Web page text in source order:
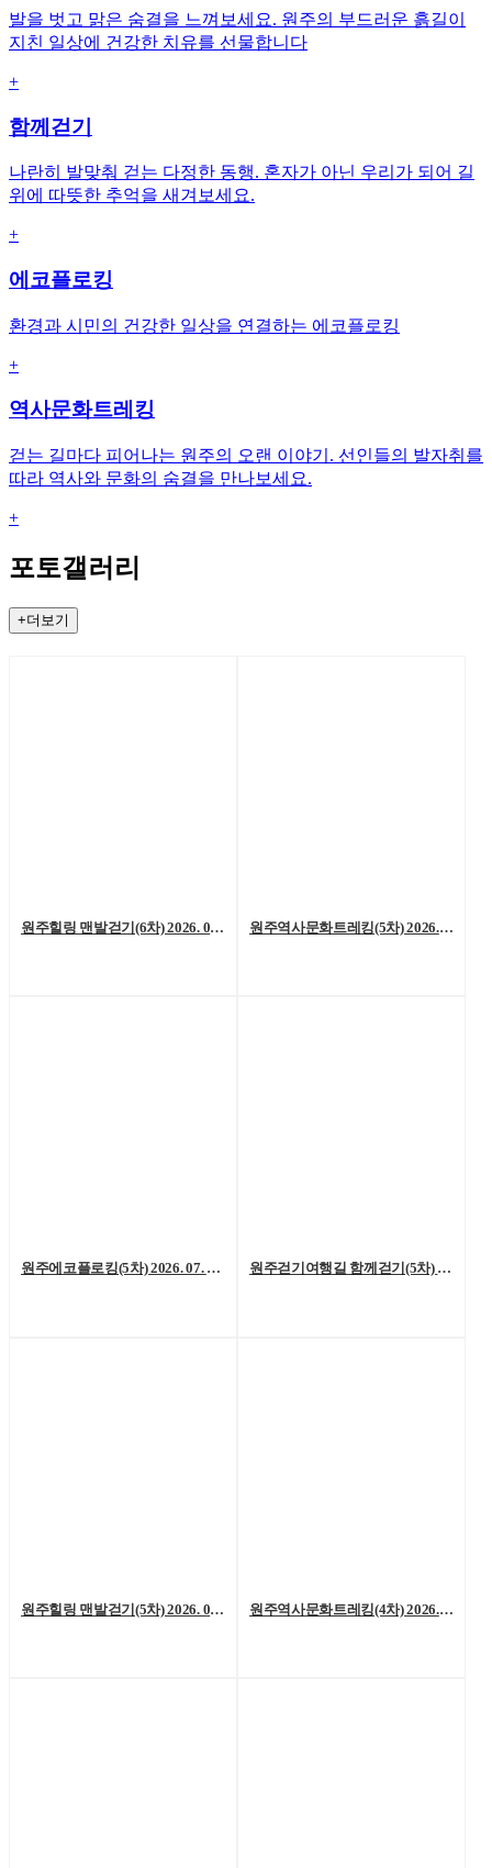
발을 벗고 맑은 숨결을 느껴보세요. 원주의 부드러운 흙길이
지친 일상에 건강한 치유를 선물합니다
+
함께걷기
나란히 발맞춰 걷는 다정한 동행. 혼자가 아닌 우리가 되어 길
위에 따뜻한 추억을 새겨보세요.
+
에코플로킹
환경과 시민의 건강한 일상을 연결하는 에코플로킹
+
역사문화트레킹
걷는 길마다 피어나는 원주의 오랜 이야기. 선인들의 발자취를
따라 역사와 문화의 숨결을 만나보세요.
+
포토갤러리
+더보기
원주힐링 맨발걷기(6차) 2026. 08. 01. (토) 원주역사문화트레킹(5차) 2026. 07. 25.(토)
원주에코플로킹(5차) 2026. 07. 18. (토) 원주걷기여행길 함께걷기(5차) 2026. 7. 11.(토)
원주힐링 맨발걷기(5차) 2026. 07. 04. (토) 원주역사문화트레킹(4차) 2026. 06. 27.(토)